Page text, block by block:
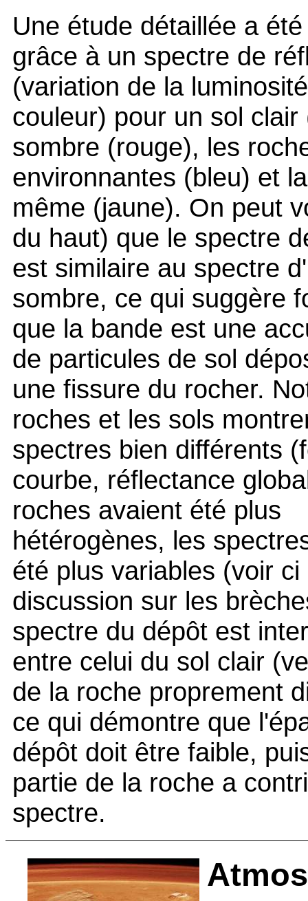
Une étude détaillée a
grâce à un spectre de
(variation de la
couleur) pour un sol clair
sombre (rouge), les
environnantes (bleu) et
même (jaune). On peut
du haut) que le spectre
est similaire au spectre
sombre, ce qui suggère
que la bande est une
de particules de sol
une fissure du rocher.
roches et les sols
spectres bien différents
courbe, réflectance
roches avaient été plus
hétérogènes, les
été plus variables (voir
discussion sur les
spectre du dépôt est
entre celui du sol clair
de la roche proprement
ce qui démontre que
dépôt doit être faible,
partie de la roche a
spectre.